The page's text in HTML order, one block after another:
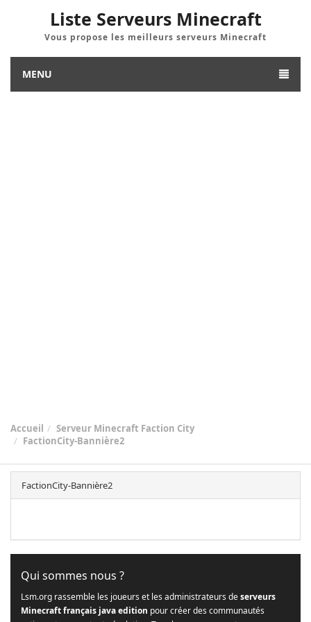
Liste Serveurs Minecraft
Vous propose les meilleurs serveurs Minecraft
MENU
Accueil
Serveur Minecraft Faction City
FactionCity-Bannière2
FactionCity-Bannière2
Qui sommes nous ?
Lsm.org rassemble les joueurs et les administrateurs deserveurs
Minecraft français java edition pour créer des communautés